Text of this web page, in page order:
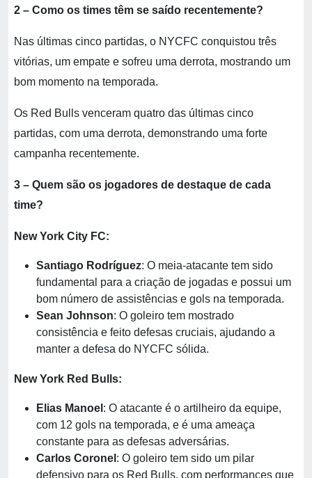
2 – Como os times têm se saído recentemente?
Nas últimas cinco partidas, o NYCFC conquistou três
vitórias, um empate e sofreu uma derrota, mostrando um
bom momento na temporada.
Os Red Bulls venceram quatro das últimas cinco
partidas, com uma derrota, demonstrando uma forte
campanha recentemente.
3 – Quem são os jogadores de destaque de cada
time?
New York City FC:
Santiago Rodríguez: O meia-atacante tem sido
fundamental para a criação de jogadas e possui um
bom número de assistências e gols na temporada.
Sean Johnson: O goleiro tem mostrado
consistência e feito defesas cruciais, ajudando a
manter a defesa do NYCFC sólida.
New York Red Bulls:
Elias Manoel : O atacante é o artilheiro da equipe,
com 12 gols na temporada, e é uma ameaça
constante para as defesas adversárias.
Carlos Coronel : O goleiro tem sido um pilar
defensivo para os Red Bulls, com performances que